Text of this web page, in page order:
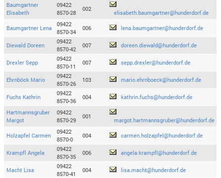
Baumgartner
Elisabeth
09422
8570-28
002
elisabeth.baumgartner@hunderdorf.de
Baumgartner Lena
09422
8570-34
006 lena.baumgartner@hunderdorf.de
Diewald Doreen
09422
8570-42
007 doreen.diewald@hunderdorf.de
Drexler Sepp
09422
8570-11
007 sepp.drexler@hunderdorf.de
Ehrnböck Mario
09422
8570-26
103 mario.ehrnboeck@hunderdorf.de
Fuchs Kathrin
09422
8570-36
004 kathrin.fuchs@hunderdorf.de
Hartmannsgruber
Margot
09422
8570-29
001
margot.hartmannsgruber@hunderdorf.de
Holzapfel Carmen
09422
8570-0
004 carmen.holzapfel@hunderdorf.de
Krampfl Angela
09422
8570-35
006 angela.krampfl@hunderdorf.de
Macht Lisa
09422
8570-41
004 lisa.macht@hunderdorf.de